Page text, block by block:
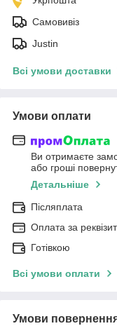
Самовивіз
Justin
Всі умови доставки
Умови оплати
Ви отримаєте
або гроші
Детальніше
Післяплата
Оплата за
Готівкою
Всі умови оплати
Умови